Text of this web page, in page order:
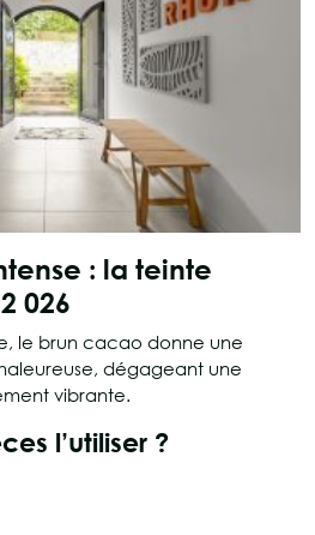
: la teinte
026
le brun cacao donne une
dégageant une
vibrante.
l’utiliser ?